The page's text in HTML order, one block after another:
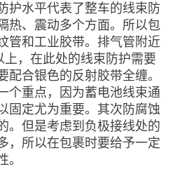
护水平代表了整车的线束防
热、震动多个方面。所以包
管和工业胶带。排气管附近
，在此处的线束防护需要
合银色的反射胶带全缠。
个重点，因为蓄电池线束通
固定尤为重要。其次防腐蚀
。但是考虑到负极接线处的
，所以在包裹时要给予一定